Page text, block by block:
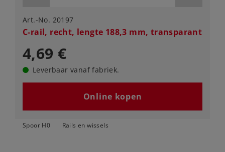
Art.-No. 20197
C-rail, recht, lengte 188,3 mm, transparant
4,69 €
Leverbaar vanaf fabriek.
Online kopen
Spoor H0 Rails en wissels